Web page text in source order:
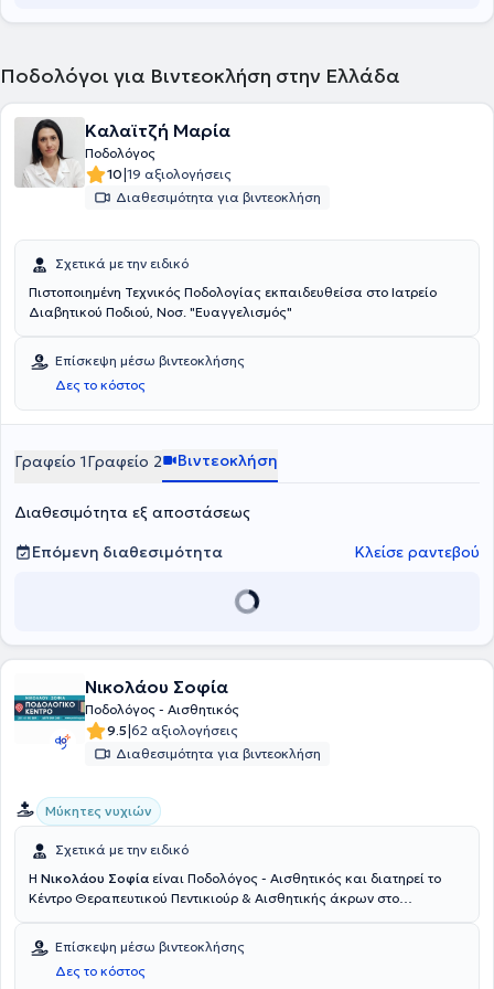
Ποδολόγοι για Βιντεοκλήση στην Ελλάδα
Καλαϊτζή Μαρία
Ποδολόγος
10|19 αξιολογήσεις
Διαθεσιμότητα για βιντεοκλήση
Σχετικά με την ειδικό
Πιστοποιημένη Τεχνικός Ποδολογίας εκπαιδευθείσα στο Ιατρείο
Διαβητικού Ποδιού, Νοσ. "Ευαγγελισμός"
Επίσκεψη μέσω βιντεοκλήσης
Δες το κόστος
Γραφείο 1Γραφείο 2 Βιντεοκλήση
Διαθεσιμότητα εξ αποστάσεως
Επόμενη διαθεσιμότητα
Κλείσε ραντεβού
Νικολάου Σοφία
Ποδολόγος - Αισθητικός
9.5|62 αξιολογήσεις
Διαθεσιμότητα για βιντεοκλήση
Μύκητες νυχιών
Σχετικά με την ειδικό
Η Νικολάου Σοφία είναι Ποδολόγος - Αισθητικός και διατηρεί το
Κέντρο Θεραπευτικού Πεντικιούρ & Αισθητικής άκρων στο
Ποδολογίας και Αισθητικής Άκρων και προσφέρει στους ασθενείς
υπηρεσίες Συμβουλευτικής, Διάγνωσης και Θεραπείας παθήσεων
των Κάτω Ακρων, Νυχιών και Πελμάτων. Απευθύνεται σε όλους
Επίσκεψη μέσω βιντεοκλήσης
Δες το κόστος